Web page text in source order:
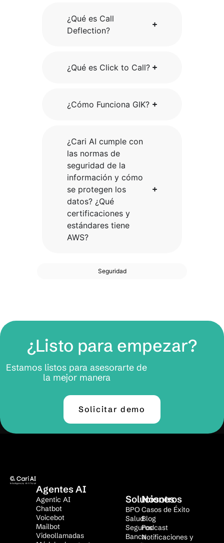
Seguridad
¿Qué es Call
Deflection?
¿Qué es Click to Call?
¿Cómo Funciona GIK?
¿Cari AI cumple con
las normas de
seguridad de la
información y cómo
se protegen los
datos? ¿Qué
certificaciones y
estándares tiene
AWS?
¿Listo para empezar?
Estamos listos para asesorarte de
la mejor manera
Solicitar demo
Agentes AI
Agentic AI
Chatbot
Voicebot
Mailbot
Videollamadas
Soluciones
BPO
Salud
Seguros
Banca
Nosotros
Casos de Éxito
Blog
Podcast
Notificaciones y